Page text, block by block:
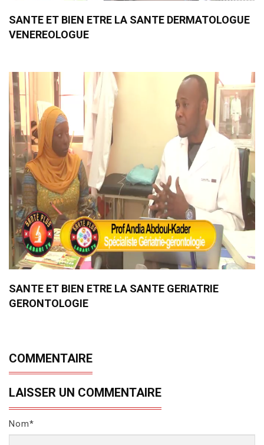
SANTE ET BIEN ETRE LA SANTE DERMATOLOGUE
VENEREOLOGUE
SANTE ET BIEN ETRE LA SANTE GERIATRIE
GERONTOLOGIE
COMMENTAIRE
LAISSER UN COMMENTAIRE
Nom*